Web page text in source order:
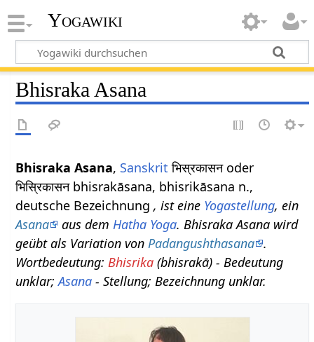
Yogawiki
Bhisraka Asana
Bhisraka Asana, Sanskrit भिस्रकासन oder
भिस्रिकासन bhisrakāsana, bhisrikāsana n.,
deutsche Bezeichnung, ist eine Yogastellung, ein
Asana
aus demHatha Yoga. Bhisraka Asana wird
geübt als Variation vonPadangushthasana .
Wortbedeutung:Bhisrika (bhisrakā) - Bedeutung
unklar;Asana - Stellung; Bezeichnung unklar.